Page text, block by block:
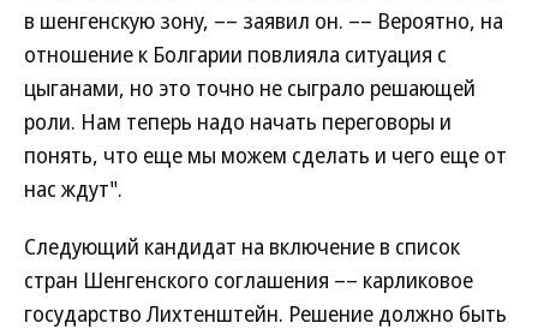
в шенгенскую зону, –– заявил он. –– Вероятно, на
отношение к Болгарии повлияла ситуация с
цыганами, но это точно не сыграло решающей
роли. Нам теперь надо начать переговоры и
понять, что еще мы можем сделать и чего еще от
нас ждут".
Следующий кандидат на включение в список
стран Шенгенского соглашения –– карликовое
государство Лихтенштейн. Решение должно быть